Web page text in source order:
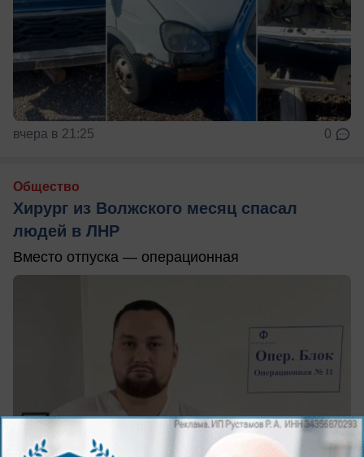
вчера в 21:25 0
Общество
Хирург из Волжского месяц спасал
людей в ЛНР
Вместо отпуска — операционная